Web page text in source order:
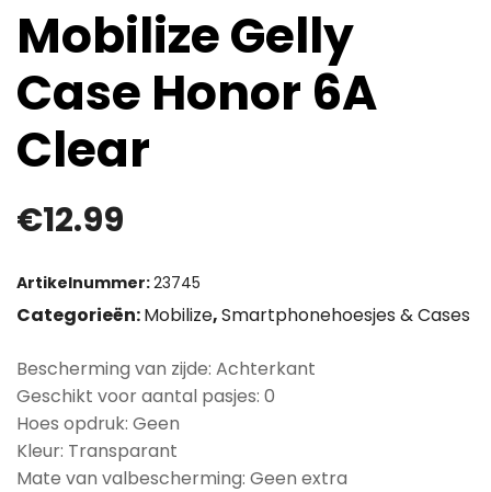
Mobilize Gelly
Case Honor 6A
Clear
€12.99
Artikelnummer:23745
Categorieën:Mobilize,Smartphonehoesjes & Cases
Bescherming van zijde: Achterkant
Geschikt voor aantal pasjes: 0
Hoes opdruk: Geen
Kleur: Transparant
Mate van valbescherming: Geen extra